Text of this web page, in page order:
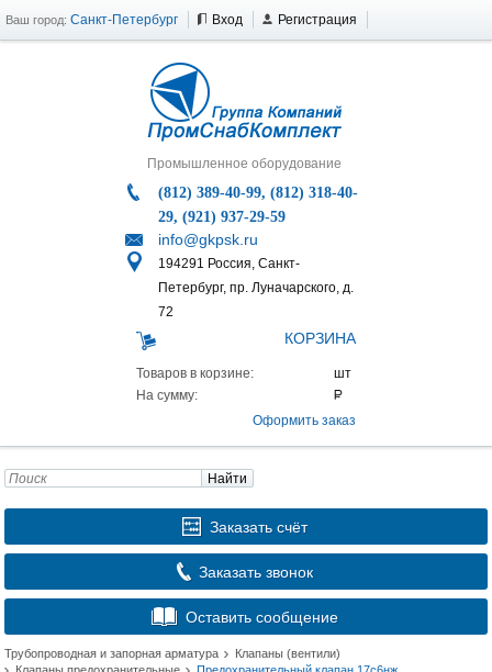
Ваш город: Санкт-Петербург Вход Регистрация
Промышленное оборудование
(812) 389-40-99, (812) 318-40-
29, (921) 937-29-59
info@gkpsk.ru
194291 Россия, Санкт-
Петербург, пр. Луначарского, д.
72
КОРЗИНА
Товаров в корзине:
На сумму:
Оформить заказ
Найти
Заказать счёт
Заказать звонок
Оставить сообщение
Трубопроводная и запорная арматура
Клапаны (вентили)